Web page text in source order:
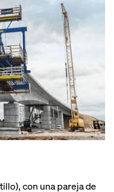
con una pareja de